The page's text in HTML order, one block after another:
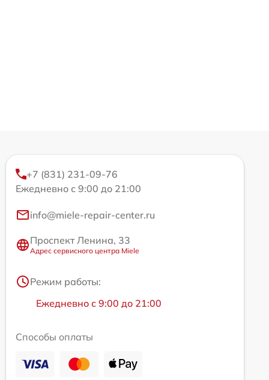
+7 (831) 231-09-76
Ежедневно с 9:00 до 21:00
info@miele-repair-center.ru
Проспект Ленина, 33
Адрес сервисного центра Miele
Режим работы:
Ежедневно с 9:00 до 21:00
Способы оплаты